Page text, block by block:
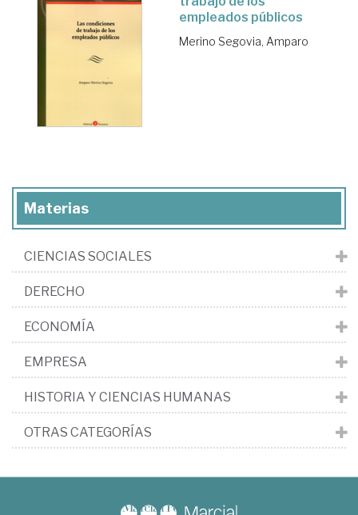
empleados públicos
Merino Segovia, Amparo
Materias
CIENCIAS SOCIALES
DERECHO
ECONOMÍA
EMPRESA
HISTORIA Y CIENCIAS HUMANAS
OTRAS CATEGORÍAS